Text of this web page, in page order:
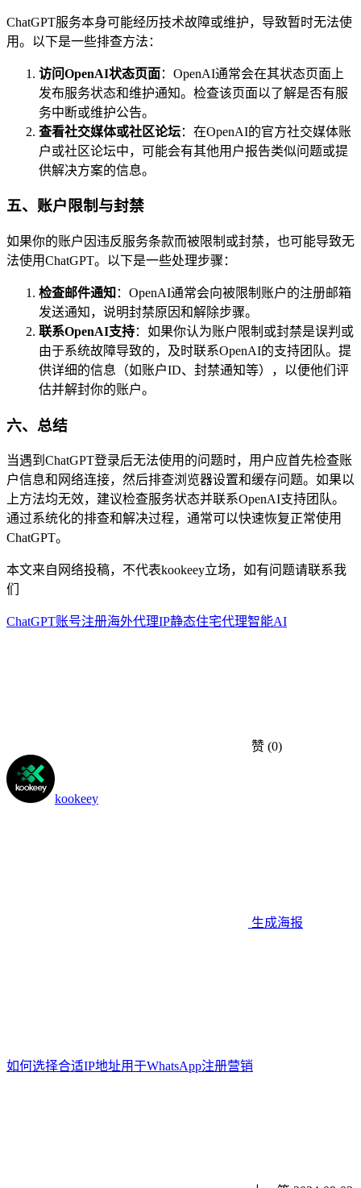
ChatGPT服务本身可能经历技术故障或维护，导致暂时无法使
用。以下是一些排查方法：
访问OpenAI状态页面：OpenAI通常会在其状态页面上
发布服务状态和维护通知。检查该页面以了解是否有服
务中断或维护公告。
查看社交媒体或社区论坛：在OpenAI的官方社交媒体账
户或社区论坛中，可能会有其他用户报告类似问题或提
供解决方案的信息。
五、账户限制与封禁
如果你的账户因违反服务条款而被限制或封禁，也可能导致无
法使用ChatGPT。以下是一些处理步骤：
检查邮件通知 ：OpenAI通常会向被限制账户的注册邮箱
发送通知，说明封禁原因和解除步骤。
联系OpenAI支持：如果你认为账户限制或封禁是误判或
由于系统故障导致的，及时联系OpenAI的支持团队。提
供详细的信息（如账户ID、封禁通知等），以便他们评
估并解封你的账户。
六、总结
当遇到ChatGPT登录后无法使用的问题时，用户应首先检查账
户信息和网络连接，然后排查浏览器设置和缓存问题。如果以
上方法均无效，建议检查服务状态并联系OpenAI支持团队。
通过系统化的排查和解决过程，通常可以快速恢复正常使用
ChatGPT。
本文来自网络投稿，不代表kookeey立场，如有问题请联系我
们
ChatGPT账号注册海外代理IP静态住宅代理智能AI
赞 (0)
kookeey
生成海报
如何选择合适IP地址用于WhatsApp注册营销